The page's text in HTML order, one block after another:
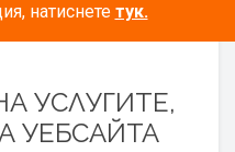
натиснете тук.
УСЛУГИТЕ,
УЕБСАЙТА